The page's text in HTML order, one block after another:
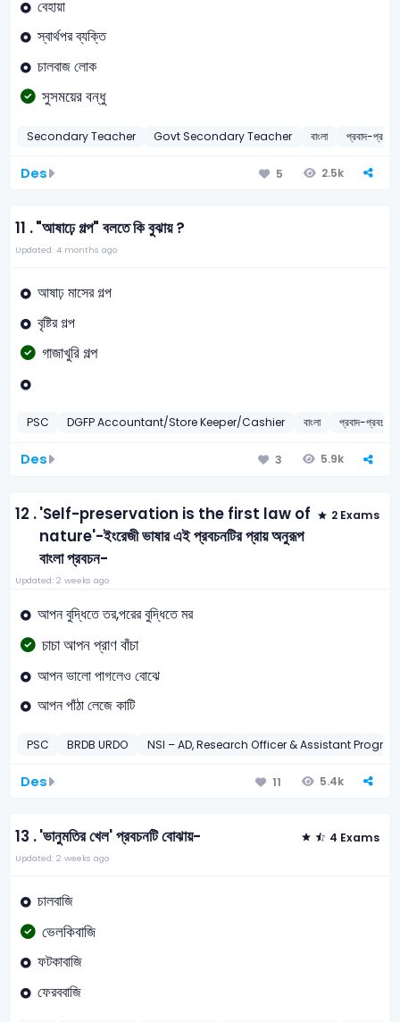
বেহায়া
স্বার্থপর ব্যক্তি
চালবাজ লোক
সুসময়ের বন্ধু
Secondary Teacher Govt Secondary Teacher বাংলা প্রবাদ-প্রবচন
Des 5 2.5k
11 ."আষাঢ়ে গল্প" বলতে কি বুঝায় ?
Updated: 4 months ago
আষাঢ় মাসের গল্প
বৃষ্টির গল্প
গাজাখুরি গল্প
PSC DGFP Accountant/Store Keeper/Cashier বাংলা প্রবাদ-প্রবচন
Des 3 5.9k
12 .'Self-preservation is the first law of
nature'-ইংরেজী ভাষার এই প্রবচনটির প্রায় অনুরূপ
বাংলা প্রবচন-
2 Exams
Updated: 2 weeks ago
আপন বুদ্ধিতে তর,পরের বুদ্ধিতে মর
চাচা আপন প্রাণ বাঁচা
আপন ভালো পাগলেও বোঝে
আপন পাঁঠা লেজে কাটি
PSC BRDB URDO NSI – AD, Research Officer & Assistant
Des 11 5.4k
13 .'ভানুমতির খেল' প্রবচনটি বোঝায়- 4 Exams
Updated: 2 weeks ago
চালবাজি
ভেলকিবাজি
ফটকাবাজি
ফেরববাজি